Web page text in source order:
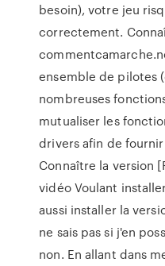
besoin), votre jeu
correctement.
ensemble de pilotes
nombreuses
mutualiser les
drivers afin de
Connaître la version
vidéo Voulant
aussi installer la
ne sais pas si j'en
non. En allant dans